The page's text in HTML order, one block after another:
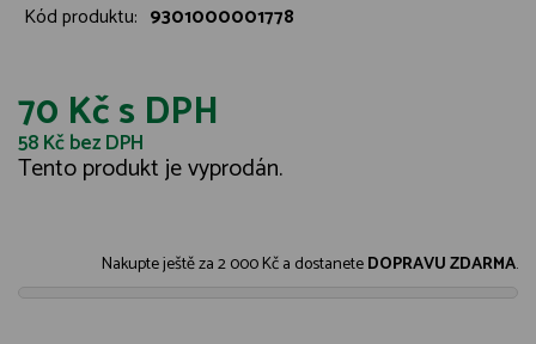
Kód produktu: 9301000001778
70 Kčs DPH
58 Kčbez DPH
Tento produkt je vyprodán.
Nakupte ještě za2 000 Kča dostaneteDOPRAVU ZDARMA.